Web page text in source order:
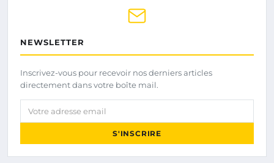
NEWSLETTER
Inscrivez-vous pour recevoir nos derniers articles
directement dans votre boîte mail.
Votre adresse email
S'INSCRIRE